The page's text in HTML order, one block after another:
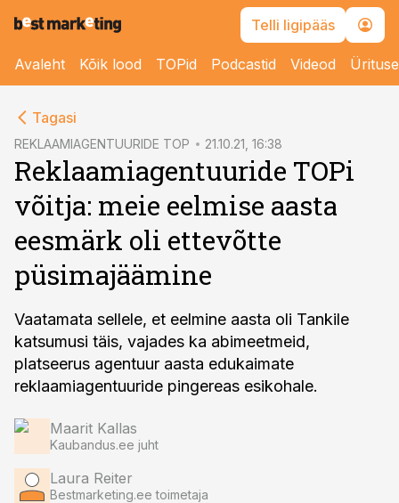
Telli ligipääs
Avaleht Kõik lood TOPid Podcastid Videod
Tagasi
REKLAAMIAGENTUURIDE TOP 21.10.21, 16:38
Reklaamiagentuuride TOPi
võitja: meie eelmise aasta
eesmärk oli ettevõtte
püsimajäämine
Vaatamata sellele, et eelmine aasta oli Tankile
katsumusi täis, vajades ka abimeetmeid,
platseerus agentuur aasta edukaimate
reklaamiagentuuride pingereas esikohale.
Maarit Kallas
Kaubandus.ee juht
Laura Reiter
Bestmarketing.ee toimetaja